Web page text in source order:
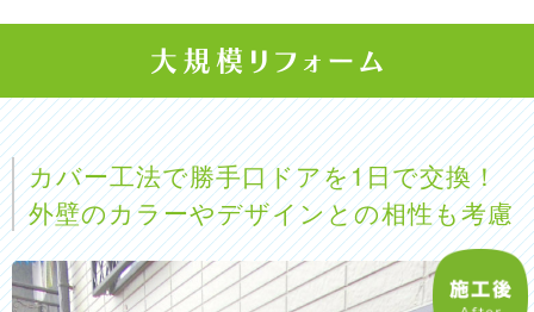
カバー工法で勝手口ドアを1日で交換！
外壁のカラーやデザインとの相性も考慮